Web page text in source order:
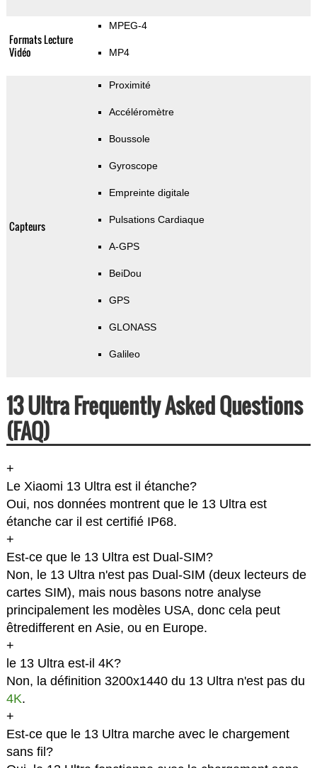
Formats Lecture
Vidéo
MPEG-4
MP4
Capteurs
Proximité
Accéléromètre
Boussole
Gyroscope
Empreinte digitale
Pulsations Cardiaque
A-GPS
BeiDou
GPS
GLONASS
Galileo
13 Ultra Frequently Asked Questions
(FAQ)
+
Le Xiaomi 13 Ultra est il étanche?
Oui, nos données montrent que le 13 Ultra est
étanche car il est certifié IP68.
+
Est-ce que le 13 Ultra est Dual-SIM?
Non, le 13 Ultra n'est pas Dual-SIM (deux lecteurs de
cartes SIM), mais nous basons notre analyse
principalement les modèles USA, donc cela peut
êtredifferent en Asie, ou en Europe.
+
le 13 Ultra est-il 4K?
Non, la définition 3200x1440 du 13 Ultra n'est pas du
4K.
+
Est-ce que le 13 Ultra marche avec le chargement
sans fil?